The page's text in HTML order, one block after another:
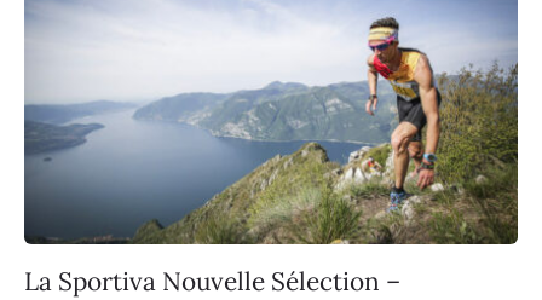
La Sportiva Nouvelle Sélection –